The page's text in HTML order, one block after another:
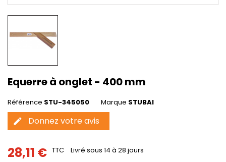
Equerre à onglet - 400 mm
Référence STU-345050 Marque STUBAI
edit Donnez votre avis
28,11 € TTC Livré sous 14 à 28 jours